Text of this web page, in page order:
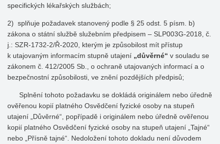
specifických lékařských službách;
2) splňuje požadavek stanovený podle § 25 odst. 5 písm. b)
zákona o státní službě služebním předpisem – SLP003G-2018, č.
j.: SZR-1732-2/Ř-2020, kterým je způsobilost mít přístup
k utajovaným informacím stupně utajení „důvěrné“ v souladu se
zákonem č. 412/2005 Sb., o ochraně utajovaných informací a o
bezpečnostní způsobilosti, ve znění pozdějších předpisů;
Splnění tohoto požadavku se dokládá originálem nebo úředně
ověřenou kopií platného Osvědčení fyzické osoby na stupeň
utajení „Důvěrné“, popřípadě i originálem nebo úředně ověřenou
kopií platného Osvědčení fyzické osoby na stupeň utajení „Tajné“
nebo „Přísně tajné“. Nedoložení tohoto dokladu není důvodem